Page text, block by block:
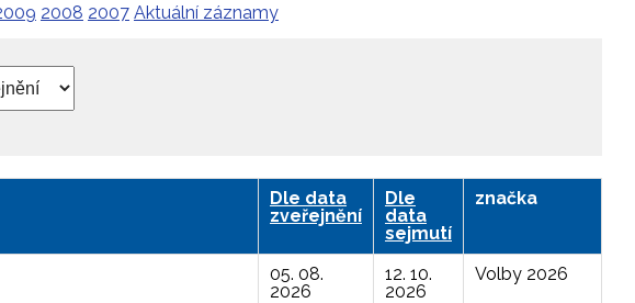
2008 2007 Aktuální záznamy
Dle data
zveřejnění
Dle
data
sejmutí
značka
05. 08.
2026
12. 10.
2026
Volby 2026